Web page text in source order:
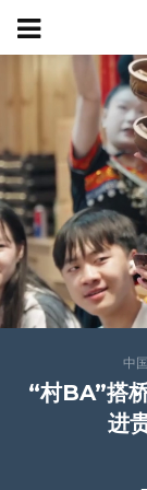
中
“村BA”搭
进